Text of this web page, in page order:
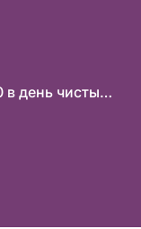
Москва! Лучшие условия! 100 000 в день чистыми!